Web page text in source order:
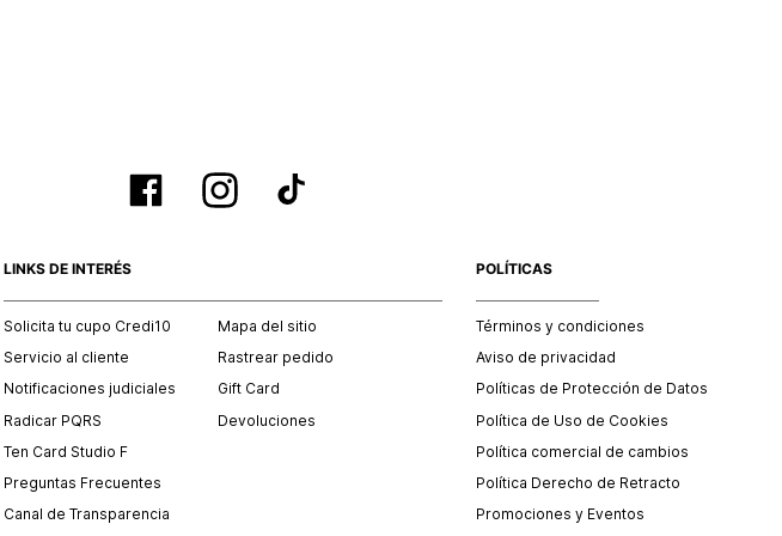
LINKS DE INTERÉS
Solicita tu cupo Credi10
Servicio al cliente
Notificaciones judiciales
Radicar PQRS
Ten Card Studio F
Preguntas Frecuentes
Canal de Transparencia
Mapa del sitio
Rastrear pedido
Gift Card
Devoluciones
POLÍTICAS
Términos y condiciones
Aviso de privacidad
Políticas de Protección de Datos
Política de Uso de Cookies
Política comercial de cambios
Política Derecho de Retracto
Promociones y Eventos